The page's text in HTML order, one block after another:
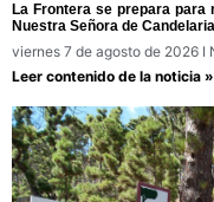
La Frontera se prepara
Nuestra Señora de Candelaria
viernes 7 de agosto de 2026
Leer contenido de la noticia »